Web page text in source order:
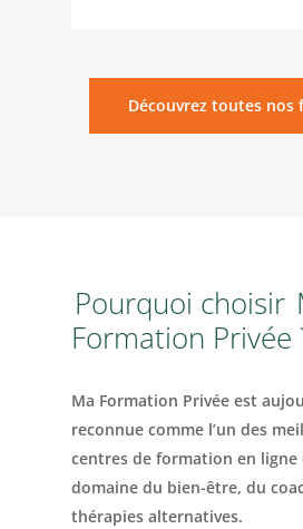
299€.87€.
Découvrez toutes nos
Pourquoi choisir
Formation Privée
Ma Formation Privée est
reconnue comme l’un des
centres de formation en ligne
domaine du bien-être, du
thérapies alternatives.